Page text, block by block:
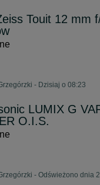
Touit 12 mm
- Dzisiaj o 08:23
LUMIX G
O.I.S.
- Odświeżono dnia